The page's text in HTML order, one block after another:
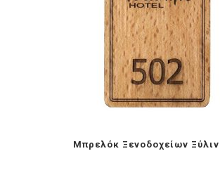
Mπρελόκ Ξενοδοχείων